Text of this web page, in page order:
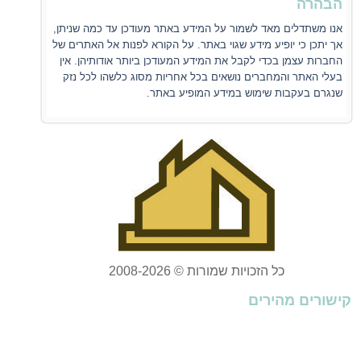
הבהרה
אנו משתדלים מאד לשמור על המידע באתר מעודכן עד כמה שניתן,
אך יתכן כי יופיע מידע שגוי באתר. על הקורא לפנות אל האתרים של
החברות עצמן בכדי לקבל את המידע המעודכן ביותר אודותיהן. אין
בעלי האתר והמחברים נושאים בכל אחריות מסוג כלשהו לכל נזק
שנגרם בעקבות שימוש במידע המופיע באתר.
כל הזכויות שמורות © 2008-2026
קישורים מהירים